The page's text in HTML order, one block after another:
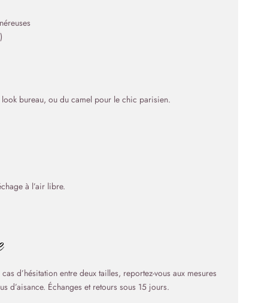
bureau, ou du camel pour le chic parisien.
à l’air libre.
d’hésitation entre deux tailles, reportez-vous aux mesures
d’aisance. Échanges et retours sous 15 jours.